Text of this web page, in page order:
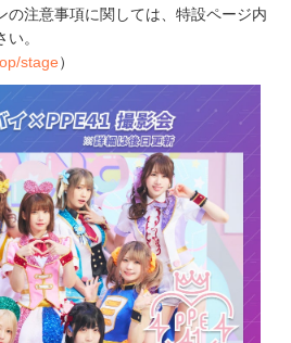
の注意事項に関しては、特設ページ内
。
stage）